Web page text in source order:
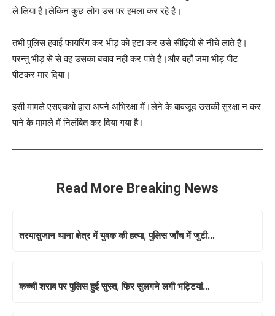
ले लिया है।लेकिन कुछ लोग उस पर हमला कर रहे है।
तभी पुलिस हवाई फायरिंग कर भीड़ को हटा कर उसे सीढ़ियों से नीचे लाते है।
परन्तु भीड़ से से वह उसका बचाव नही कर पाते है।और वहाँ जमा भीड़ पीट
पीटकर मार दिया।
इसी मामले एसएचओ द्वारा अपने अभिरक्षा में।लेने के बावजूद उसकी सुरक्षा न कर
पाने के मामले में निलंबित कर दिया गया है।
Read More Breaking News
तरयासुजान थाना क्षेत्र में युवक की हत्या, पुलिस जाँच में जुटी…
कच्ची शराब पर पुलिस हुई सुस्त, फिर सुलगने लगी भट्टियां…